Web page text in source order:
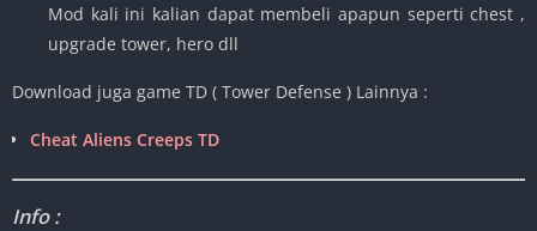
Mod kali ini kalian dapat membeli apapun seperti chest ,
upgrade tower, hero dll
Download juga game TD ( Tower Defense ) Lainnya :
Cheat Aliens Creeps TD
Info :